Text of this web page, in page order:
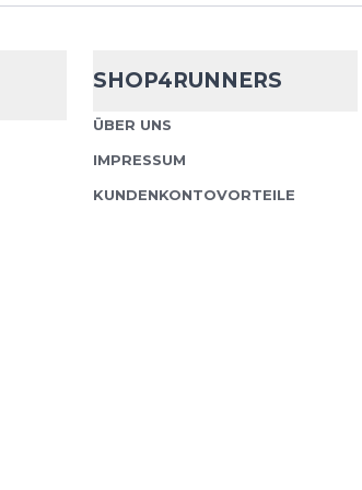
SHOP4RUNNERS
ÜBER UNS
IMPRESSUM
KUNDENKONTOVORTEILE